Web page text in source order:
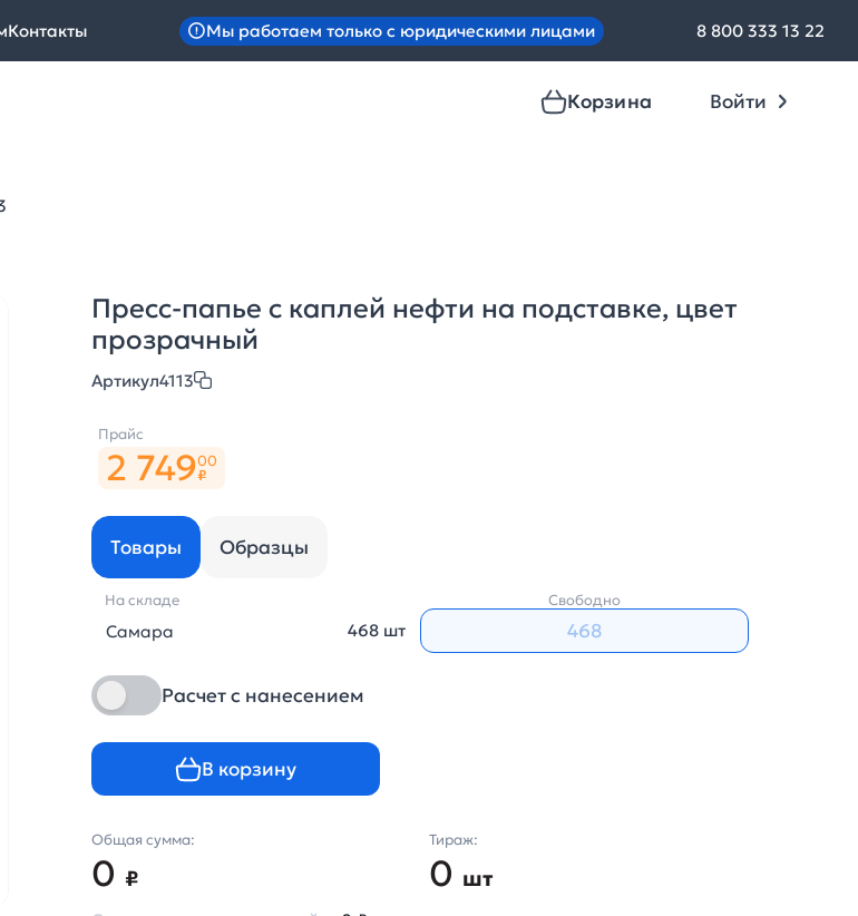
Контакты Мы работаем только с юридическими лицами 8 800 333 13 22
Корзина Войти
Пресс-папье с каплей нефти на подставке, цвет
прозрачный
Артикул4113
Прайс
2 74900
₽
Товары Образцы
На складе
Самара 468 шт
Свободно
Расчет с нанесением
В корзину
Общая сумма:
0 ₽
Тираж:
0 шт